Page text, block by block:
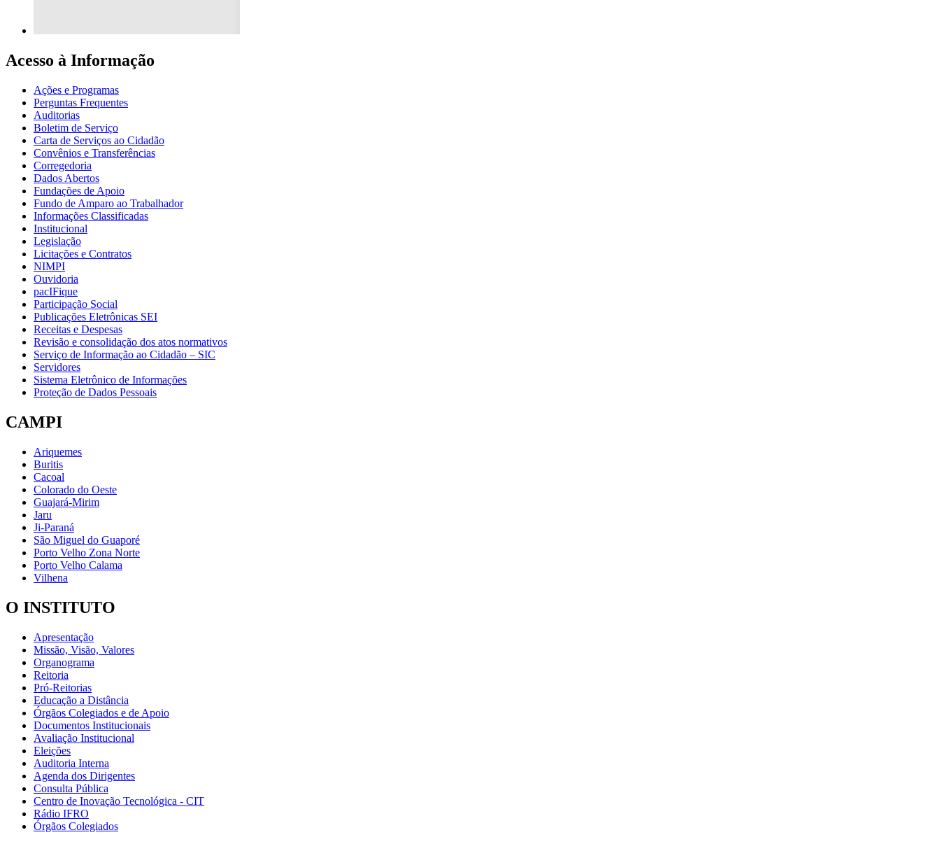
Acesso à Informação
Ações e Programas
Perguntas Frequentes
Auditorias
Boletim de Serviço
Carta de Serviços ao Cidadão
Convênios e Transferências
Corregedoria
Dados Abertos
Fundações de Apoio
Fundo de Amparo ao Trabalhador
Informações Classificadas
Institucional
Legislação
Licitações e Contratos
NIMPI
Ouvidoria
pacIFique
Participação Social
Publicações Eletrônicas SEI
Receitas e Despesas
Revisão e consolidação dos atos normativos
Serviço de Informação ao Cidadão – SIC
Servidores
Sistema Eletrônico de Informações
Proteção de Dados Pessoais
CAMPI
Ariquemes
Buritis
Cacoal
Colorado do Oeste
Guajará-Mirim
Jaru
Ji-Paraná
São Miguel do Guaporé
Porto Velho Zona Norte
Porto Velho Calama
Vilhena
O INSTITUTO
Apresentação
Missão, Visão, Valores
Organograma
Reitoria
Pró-Reitorias
Educação a Distância
Órgãos Colegiados e de Apoio
Documentos Institucionais
Avaliação Institucional
Eleições
Auditoria Interna
Agenda dos Dirigentes
Consulta Pública
Centro de Inovação Tecnológica - CIT
Rádio IFRO
Órgãos Colegiados